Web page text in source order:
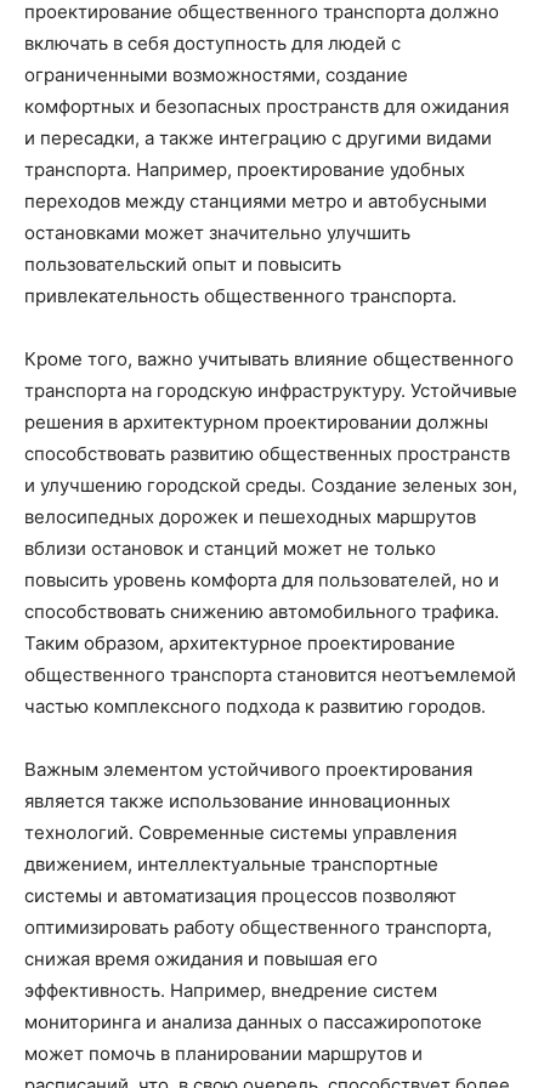
проектирование общественного транспорта должно
включать в себя доступность для людей с
ограниченными возможностями, создание
комфортных и безопасных пространств для ожидания
и пересадки, а также интеграцию с другими видами
транспорта. Например, проектирование удобных
переходов между станциями метро и автобусными
остановками может значительно улучшить
пользовательский опыт и повысить
привлекательность общественного транспорта.
Кроме того, важно учитывать влияние общественного
транспорта на городскую инфраструктуру. Устойчивые
решения в архитектурном проектировании должны
способствовать развитию общественных пространств
и улучшению городской среды. Создание зеленых зон,
велосипедных дорожек и пешеходных маршрутов
вблизи остановок и станций может не только
повысить уровень комфорта для пользователей, но и
способствовать снижению автомобильного трафика.
Таким образом, архитектурное проектирование
общественного транспорта становится неотъемлемой
частью комплексного подхода к развитию городов.
Важным элементом устойчивого проектирования
является также использование инновационных
технологий. Современные системы управления
движением, интеллектуальные транспортные
системы и автоматизация процессов позволяют
оптимизировать работу общественного транспорта,
снижая время ожидания и повышая его
эффективность. Например, внедрение систем
мониторинга и анализа данных о пассажиропотоке
может помочь в планировании маршрутов и